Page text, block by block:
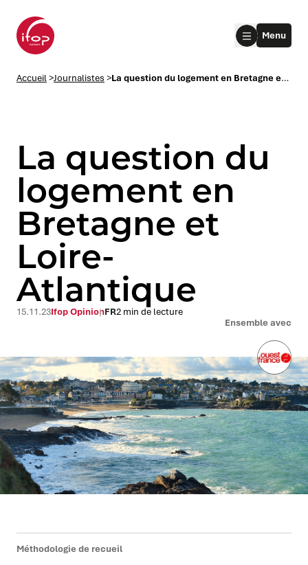
submenu
submenu
submenu
Menu
Accueil>Journalistes > La question du logement en Bretagne et Loire-Atlantique
La question du
logement en
Bretagne et
Loire-
Atlantique
Ensemble avec
15.11.23Ifop OpinionFR2 min de lecture
Méthodologie de recueil